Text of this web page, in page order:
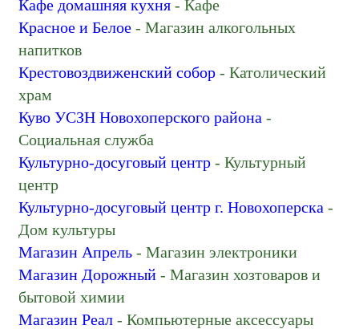
Продажа земельных участков
Продажа и аренда коммерческой
недвижимости
Производство продуктов питания
Салон связи
Служба газового хозяйства
Социальная служба
Специализированная больница
Спортивная школа
Средства гигиены
Статистическая организация
Столярные работы
Страховая компания
Строительные и отделочные работы
Кафе домашняя кухня - Кафе
Красное и Белое - Магазин алкогольных
напитков
Крестовоздвиженский собор - Католический
храм
Куво УСЗН Новохоперского района -
Социальная служба
Культурно-досуговый центр - Культурный
центр
Культурно-досуговый центр г. Новохоперска -
Дом культуры
Магазин Апрель - Магазин электроники
Магазин Дорожный - Магазин хозтоваров и
бытовой химии
Магазин Реал - Компьютерные аксессуары